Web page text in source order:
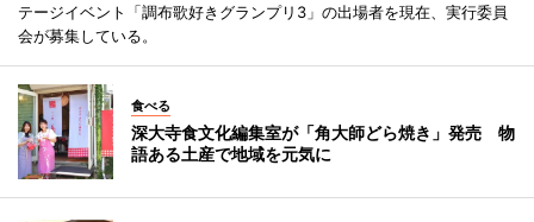
テージイベント「調布歌好きグランプリ3」の出場者を現在、実行委員
会が募集している。
食べる
深大寺食文化編集室が「角大師どら焼き」発売 物
語ある土産で地域を元気に